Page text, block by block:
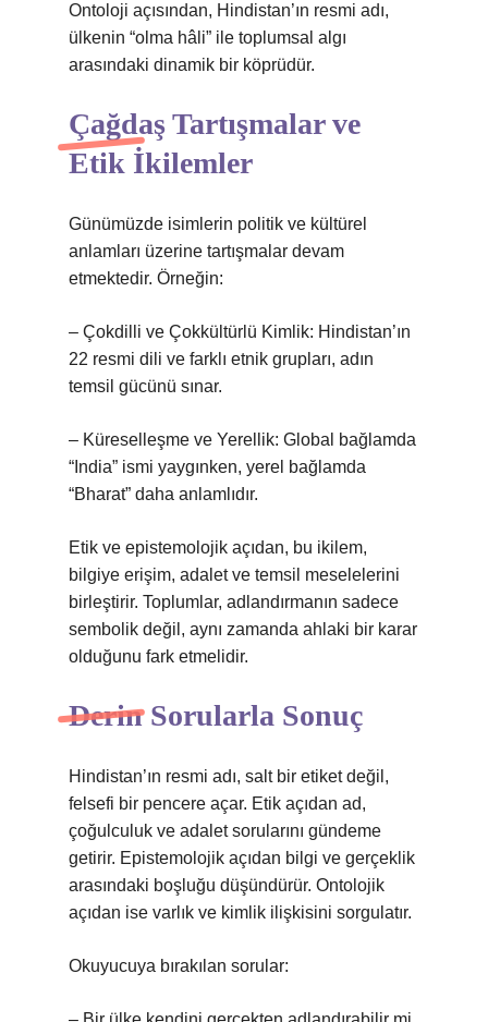
Ontoloji açısından, Hindistan’ın resmi adı,
ülkenin “olma hâli” ile toplumsal algı
arasındaki dinamik bir köprüdür.
Çağdaş Tartışmalar ve
Etik İkilemler
Günümüzde isimlerin politik ve kültürel
anlamları üzerine tartışmalar devam
etmektedir. Örneğin:
– Çokdilli ve Çokkültürlü Kimlik: Hindistan’ın
22 resmi dili ve farklı etnik grupları, adın
temsil gücünü sınar.
– Küreselleşme ve Yerellik: Global bağlamda
“India” ismi yaygınken, yerel bağlamda
“Bharat” daha anlamlıdır.
Etik ve epistemolojik açıdan, bu ikilem,
bilgiye erişim, adalet ve temsil meselelerini
birleştirir. Toplumlar, adlandırmanın sadece
sembolik değil, aynı zamanda ahlaki bir karar
olduğunu fark etmelidir.
Derin Sorularla Sonuç
Hindistan’ın resmi adı, salt bir etiket değil,
felsefi bir pencere açar. Etik açıdan ad,
çoğulculuk ve adalet sorularını gündeme
getirir. Epistemolojik açıdan bilgi ve gerçeklik
arasındaki boşluğu düşündürür. Ontolojik
açıdan ise varlık ve kimlik ilişkisini sorgulatır.
Okuyucuya bırakılan sorular: